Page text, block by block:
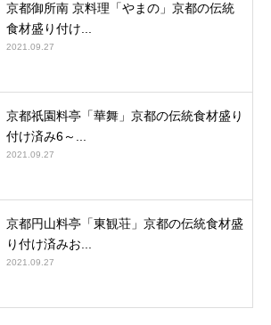
京都御所南 京料理「やまの」京都の伝統
食材盛り付け...
2021.09.27
京都祇園料亭「華舞」京都の伝統食材盛り
付け済み6～...
2021.09.27
京都円山料亭「東観荘」京都の伝統食材盛
り付け済みお...
2021.09.27